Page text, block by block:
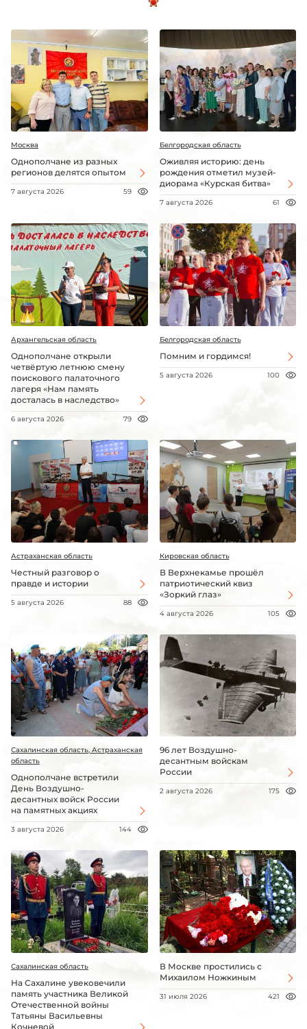
Москва
Однополчане из разных
регионов делятся опытом
7 августа 2026 59
Белгородская область
Оживляя историю: день
рождения отметил музей-
диорама «Курская битва»
7 августа 2026 61
Архангельская область
Однополчане открыли
четвёртую летнюю смену
поискового палаточного
лагеря «Нам память
досталась в наследство»
6 августа 2026 79
Белгородская область
Помним и гордимся!
5 августа 2026 100
Астраханская область
Честный разговор о
правде и истории
5 августа 2026 88
Кировская область
В Верхнекамье прошёл
патриотический квиз
«Зоркий глаз»
4 августа 2026 105
Сахалинская область, Астраханская
область
Однополчане встретили
День Воздушно-
десантных войск России
на памятных акциях
3 августа 2026 144
96 лет Воздушно-
десантным войскам
России
2 августа 2026 175
Сахалинская область
На Сахалине увековечили
память участника Великой
Отечественной войны
Татьяны Васильевны
Кочневой
В Москве простились с
Михаилом Ножкиным
31 июля 2026 421